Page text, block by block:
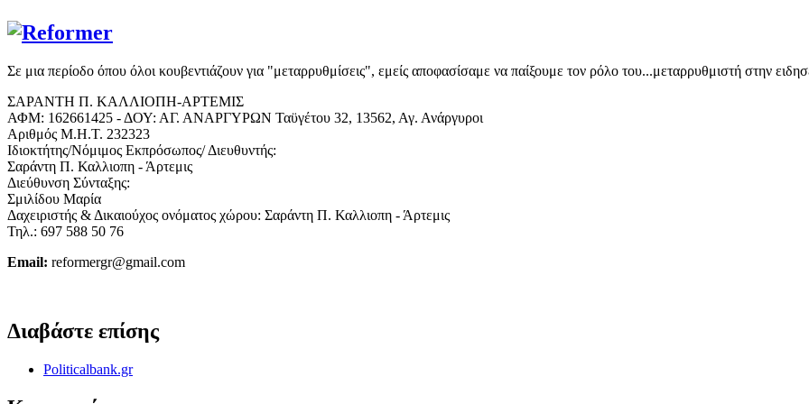
Σε μια περίοδο όπου όλοι κουβεντιάζουν για "μεταρρυθμίσεις", εμείς αποφασίσαμε να παίξουμε τον ρόλο του...μεταρρυθμιστή στην
ΣΑΡΑΝΤΗ Π. ΚΑΛΛΙΟΠΗ-ΑΡΤΕΜΙΣ
ΑΦΜ: 162661425 - ΔΟΥ: ΑΓ. ΑΝΑΡΓΥΡΩΝ Ταϋγέτου 32, 13562, Αγ. Ανάργυροι
Αριθμός Μ.Η.Τ. 232323
Ιδιοκτήτης/Νόμιμος Εκπρόσωπος/ Διευθυντής:
Σαράντη Π. Καλλιοπη - Άρτεμις
Διεύθυνση Σύνταξης:
Σμιλίδου Μαρία
Δαχειριστής & Δικαιούχος ονόματος χώρου: Σαράντη Π. Καλλιοπη - Άρτεμις
Τηλ.: 697 588 50 76
Email: reformergr@gmail.com
Διαβάστε επίσης
Politicalbank.gr